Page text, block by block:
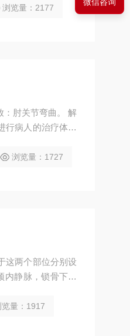
人体解剖位置*，
浏览量：2177
：肘关节弯曲。 解
行病人的治疗体位
浏览量：1727
这两个部位分别设
内静脉，锁骨下静
锁骨下解剖模型
览量：1917
微信咨询